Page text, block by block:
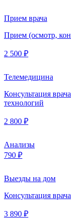
Прием врача
Прием (осмотр,
2 500 ₽
Телемедицина
Консультация
технологий
2 800 ₽
Анализы
790 ₽
Выезды на дом
Консультация
3 890 ₽